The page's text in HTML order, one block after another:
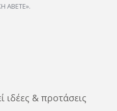
ΑΒΕΤΕ».
& προτάσεις